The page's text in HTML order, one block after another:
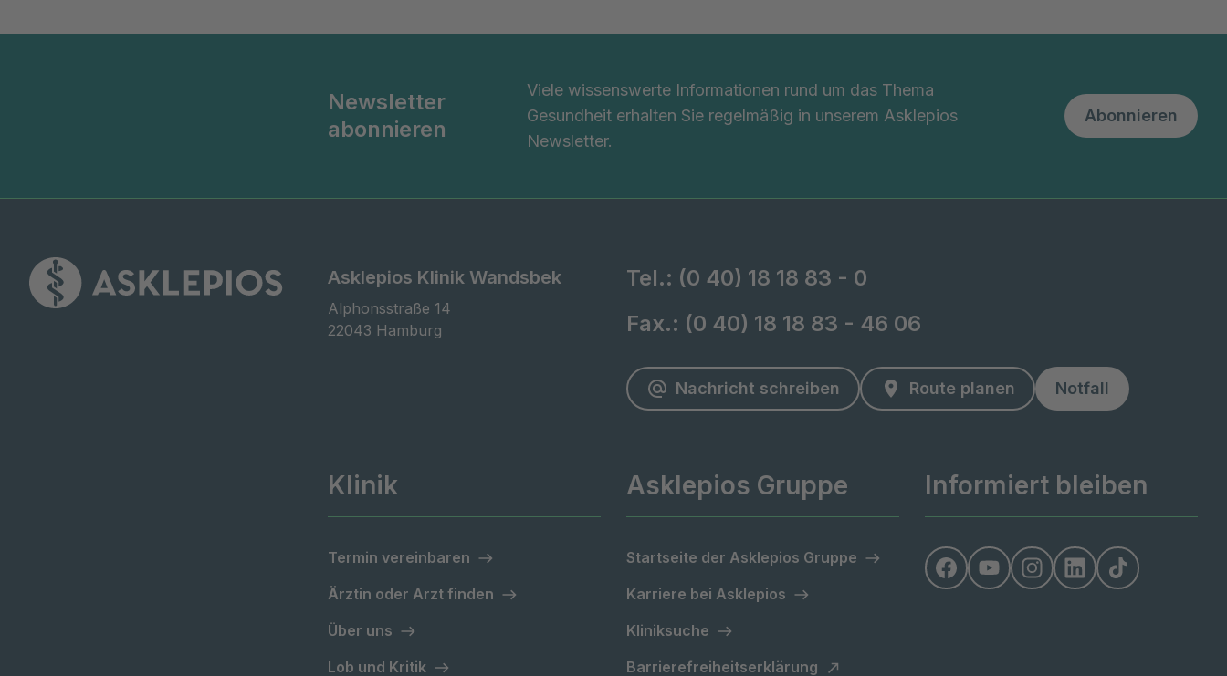
Newsletter
abonnieren
Viele wissenswerte Informationen rund um das Thema
Gesundheit erhalten Sie regelmäßig in unserem Asklepios
Newsletter.
Abonnieren
Asklepios Klinik Wandsbek
Alphonsstraße 14
22043 Hamburg
Tel.: (0 40) 18 18 83 - 0
Fax.: (0 40) 18 18 83 - 46 06
Nachricht schreiben Route planen Notfall
Klinik
Termin vereinbaren
Ärztin oder Arzt finden
Über uns
Lob und Kritik
Asklepios Gruppe
Startseite der Asklepios Gruppe
Karriere bei Asklepios
Kliniksuche
Barrierefreiheitserklärung
Informiert bleiben